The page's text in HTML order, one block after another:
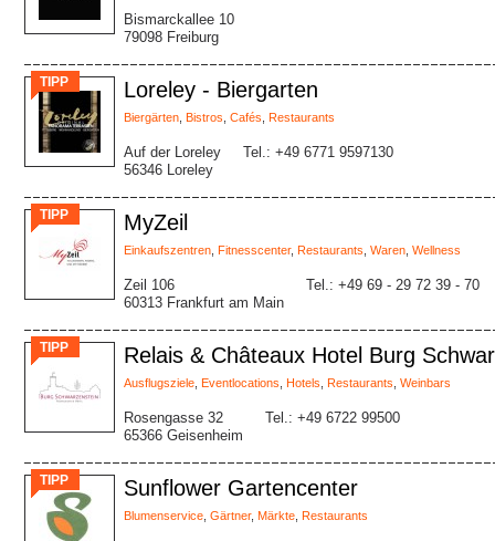
Bismarckallee 10
79098 Freiburg
TIPP Loreley - Biergarten
Biergärten Bistros Cafés Restaurants
Auf der Loreley
56346 Loreley
Tel.: +49 6771 9597130
TIPP MyZeil
Einkaufszentren Fitnesscenter, Restaurants Waren Wellness
Zeil 106
60313 Frankfurt am Main
Tel.: +49 69 - 29 72 39 - 70
TIPP Relais & Châteaux Hotel Burg
Ausflugsziele Eventlocations Hotels Restaurants Weinbars
Rosengasse 32
65366 Geisenheim
Tel.: +49 6722 99500
TIPP Sunflower Gartencenter
Blumenservice Gärtner, Märkte Restaurants